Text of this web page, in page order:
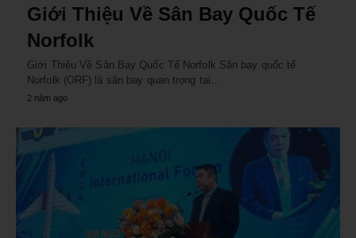
Giới Thiệu Về Sân Bay Quốc Tế
Norfolk
Giới Thiệu Về Sân Bay Quốc Tế Norfolk Sân bay quốc tế
Norfolk (ORF) là sân bay quan trọng tại…
2 năm ago